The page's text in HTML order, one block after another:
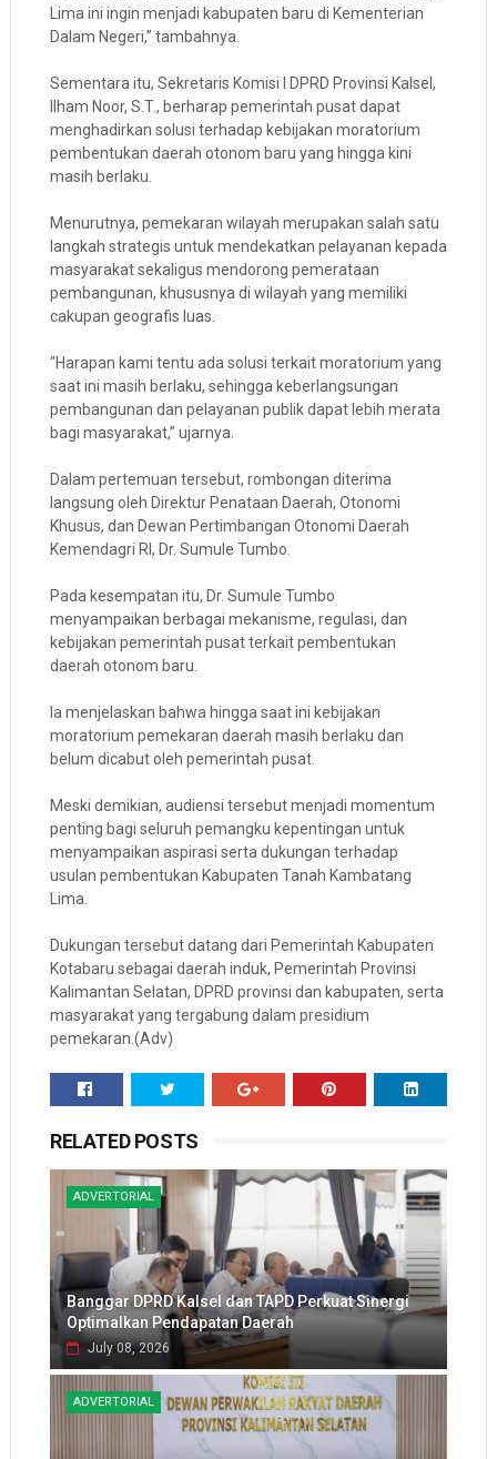
Lima ini ingin menjadi kabupaten baru di Kementerian
Dalam Negeri,” tambahnya.
Sementara itu, Sekretaris Komisi I DPRD Provinsi Kalsel,
Ilham Noor, S.T., berharap pemerintah pusat dapat
menghadirkan solusi terhadap kebijakan moratorium
pembentukan daerah otonom baru yang hingga kini
masih berlaku.
Menurutnya, pemekaran wilayah merupakan salah satu
langkah strategis untuk mendekatkan pelayanan kepada
masyarakat sekaligus mendorong pemerataan
pembangunan, khususnya di wilayah yang memiliki
cakupan geografis luas.
“Harapan kami tentu ada solusi terkait moratorium yang
saat ini masih berlaku, sehingga keberlangsungan
pembangunan dan pelayanan publik dapat lebih merata
bagi masyarakat,” ujarnya.
Dalam pertemuan tersebut, rombongan diterima
langsung oleh Direktur Penataan Daerah, Otonomi
Khusus, dan Dewan Pertimbangan Otonomi Daerah
Kemendagri RI, Dr. Sumule Tumbo.
Pada kesempatan itu, Dr. Sumule Tumbo
menyampaikan berbagai mekanisme, regulasi, dan
kebijakan pemerintah pusat terkait pembentukan
daerah otonom baru.
Ia menjelaskan bahwa hingga saat ini kebijakan
moratorium pemekaran daerah masih berlaku dan
belum dicabut oleh pemerintah pusat.
Meski demikian, audiensi tersebut menjadi momentum
penting bagi seluruh pemangku kepentingan untuk
menyampaikan aspirasi serta dukungan terhadap
usulan pembentukan Kabupaten Tanah Kambatang
Lima.
Dukungan tersebut datang dari Pemerintah Kabupaten
Kotabaru sebagai daerah induk, Pemerintah Provinsi
Kalimantan Selatan, DPRD provinsi dan kabupaten, serta
masyarakat yang tergabung dalam presidium
pemekaran.(Adv)
RELATED POSTS
ADVERTORIAL
Banggar DPRD Kalsel dan TAPD Perkuat Sinergi
Optimalkan Pendapatan Daerah
July 08, 2026
ADVERTORIAL